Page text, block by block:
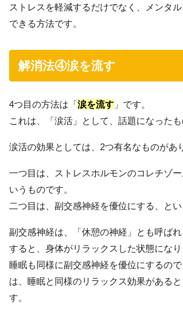
ストレスを軽減するだけでなく、メンタ
できる方法です。
解消法④涙を流す
4つ目の方法は「涙を流す 」です。
これは、「涙活」として、話題になったも
涙活の効果としては、2つ有名なものがあ
一つ目は、ストレスホルモンのコレチゾ
いうものです。
二つ目は、副交感神経を優位にする、とい
副交感神経は、「休憩の神経」とも呼ば
すると、身体がリラックスした状態になり
睡眠も同様に副交感神経を優位にするの
は、睡眠と同様のリラックス効果がある
す。